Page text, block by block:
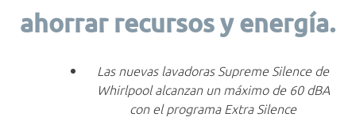
ahorrar recursos y energía.
Las nuevas lavadoras Supreme Silence de
Whirlpool alcanzan un máximo de 60 dBA
con el programa Extra Silence